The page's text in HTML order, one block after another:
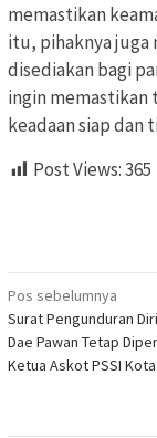
memastikan
itu, pihaknya juga
disediakan bagi
ingin
keadaan siap dan
Post Views:365
Navigasi
pos
Pos sebelumnya
Surat Pengunduran
Dae Pawan Tetap
Ketua Askot PSSI